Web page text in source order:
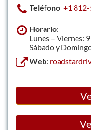
Teléfono: +1
Horario:
Lunes – Viernes:
Sábado y
Web: